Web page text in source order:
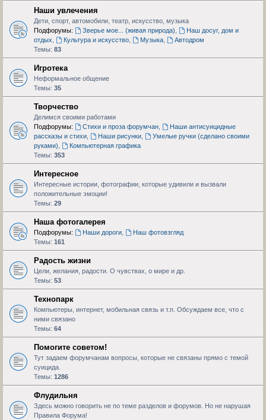
Наши увлечения
Дети, спорт, автомобили, театр, искусство, музыка
Подфорумы:
Зверье мое... (живая природа)
Наш досуг, дом и
отдых
Культура и искусство, Музыка,
Автодром
Темы: 83
Игротека
Неформальное общение
Темы: 35
Творчество
Делимся своими работами
Подфорумы:
Стихи и проза форумчан,
Наши антисуицидные
рассказы и стихи
Наши рисунки,
Умелые ручки (сделано своими
руками)
Компьютерная графика
Темы: 353
Интересное
Интересные истории, фотографии, которые удивили и вызвали
положительные эмоции!
Темы: 29
Наша фотогалерея
Подфорумы: Наши дороги,
Наш фотовзгляд
Темы: 161
Радость жизни
Цели, желания, радости. О чувствах, о мире и др.
Темы: 53
Технопарк
Компьютеры, интернет, мобильная связь и т.п. Обсуждаем все, что с
ними связано
Темы: 64
Помогите советом!
Тут задаем форумчанам вопросы, которые не связаны прямо с темой
суицида.
Темы: 1286
Флудильня
Здесь можно говорить не по теме разделов и форумов. Но не нарушая
Правила Форума!